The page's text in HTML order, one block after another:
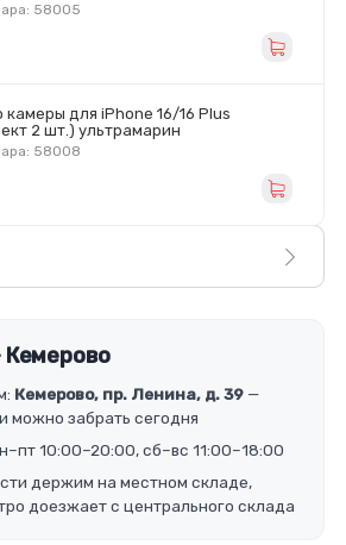
58005
камеры для iPhone 16/16 Plus
2 шт.) ультрамарин
58008
Кемерово, пр. Ленина, д. 39 —
можно забрать сегодня
10:00–20:00, сб–вс 11:00–18:00
держим на местном складе,
доезжает с центрального склада